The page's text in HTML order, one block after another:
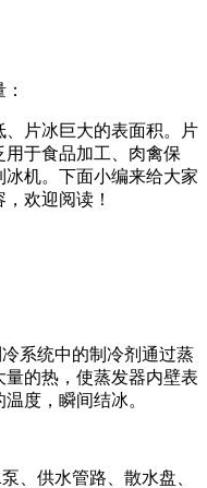
片冰巨大的表面积。片
于食品加工、肉禽保
机。下面小编来给大家
欢迎阅读！
系统中的制冷剂通过蒸
的热，使蒸发器内壁表
度，瞬间结冰。
供水管路、散水盘、